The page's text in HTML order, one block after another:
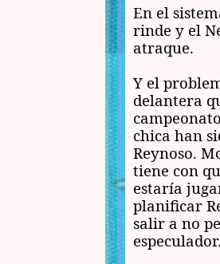
En el
rinde y el
atraque.
Y el
delantera
chica han
Reynoso.
tiene con
estaría
planificar
salir a no
especulador.